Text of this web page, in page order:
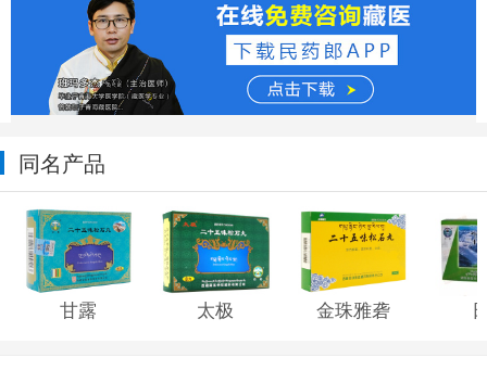
同名产品
甘露 太极 金珠雅砻